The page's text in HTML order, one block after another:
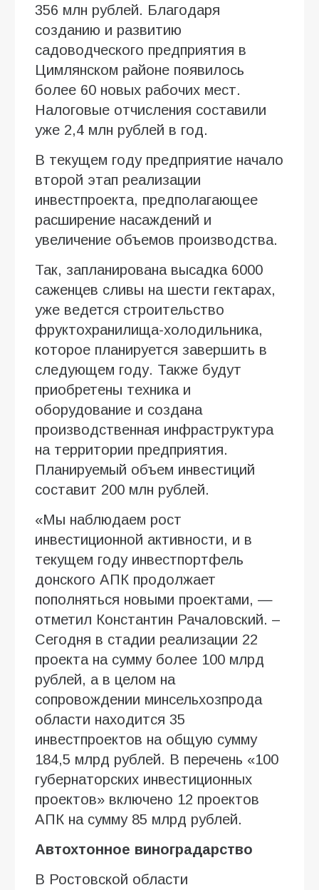
356 млн рублей. Благодаря
созданию и развитию
садоводческого предприятия в
Цимлянском районе появилось
более 60 новых рабочих мест.
Налоговые отчисления составили
уже 2,4 млн рублей в год.
В текущем году предприятие начало
второй этап реализации
инвестпроекта, предполагающее
расширение насаждений и
увеличение объемов производства.
Так, запланирована высадка 6000
саженцев сливы на шести гектарах,
уже ведется строительство
фруктохранилища-холодильника,
которое планируется завершить в
следующем году. Также будут
приобретены техника и
оборудование и создана
производственная инфраструктура
на территории предприятия.
Планируемый объем инвестиций
составит 200 млн рублей.
«Мы наблюдаем рост
инвестиционной активности, и в
текущем году инвестпортфель
донского АПК продолжает
пополняться новыми проектами, —
отметил Константин Рачаловский. –
Сегодня в стадии реализации 22
проекта на сумму более 100 млрд
рублей, а в целом на
сопровождении минсельхозпрода
области находится 35
инвестпроектов на общую сумму
184,5 млрд рублей. В перечень «100
губернаторских инвестиционных
проектов» включено 12 проектов
АПК на сумму 85 млрд рублей.
Автохтонное виноградарство
В Ростовской области